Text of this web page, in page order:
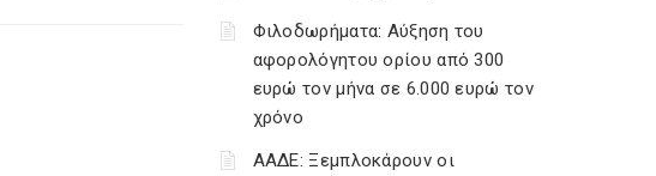
Φιλοδωρήματα: Αύξηση του
αφορολόγητου ορίου από 300
ευρώ τον μήνα σε 6.000 ευρώ τον
χρόνο
ΑΑΔΕ: Ξεμπλοκάρουν οι